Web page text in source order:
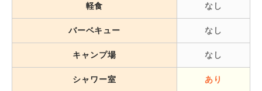
軽食 なし
バーベキュー なし
キャンプ場 なし
シャワー室 あり